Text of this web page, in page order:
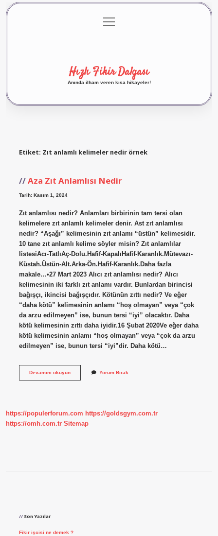
Gizlilik Politikası
menüyü
aç
Hızlı Fikir Dalgası
Anında ilham veren kısa hikayeler!
Etiket: Zıt anlamlı kelimeler nedir örnek
Aza Zıt Anlamlısı Nedir
Tarih: Kasım 1, 2024
Zıt anlamlısı nedir? Anlamları birbirinin tam tersi olan
kelimelere zıt anlamlı kelimeler denir. Ast zıt anlamlısı
nedir? “Aşağı” kelimesinin zıt anlamı “üstün” kelimesidir.
10 tane zıt anlamlı kelime söyler misin? Zıt anlamlılar
listesiAcı-TatlıAç-Dolu.Hafif-KapalıHafif-Karanlık.Mütevazı-
Küstah.Üstün-Alt.Arka-Ön.Hafif-Karanlık.Daha fazla
makale…•27 Mart 2023 Alıcı zıt anlamlısı nedir? Alıcı
kelimesinin iki farklı zıt anlamı vardır. Bunlardan birincisi
bağışçı, ikincisi bağışçıdır. Kötünün zıttı nedir? Ve eğer
“daha kötü” kelimesinin anlamı “hoş olmayan” veya “çok
da arzu edilmeyen” ise, bunun tersi “iyi” olacaktır. Daha
kötü kelimesinin zıttı daha iyidir.16 Şubat 2020Ve eğer daha
kötü kelimesinin anlamı “hoş olmayan” veya “çok da arzu
edilmeyen” ise, bunun tersi “iyi”dir. Daha kötü…
Devamını okuyunAza
Yorum Bırak
https://populerforum.com https://goldsgym.com.tr
https://omh.com.tr Sitemap
Son Yazılar
Fikir işcisi ne demek ?